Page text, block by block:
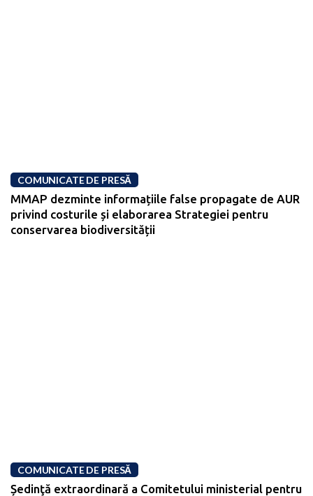
COMUNICATE DE PRESĂ
MMAP dezminte informațiile false propagate de AUR
privind costurile și elaborarea Strategiei pentru
conservarea biodiversității
COMUNICATE DE PRESĂ
Ședinţă extraordinară a Comitetului ministerial pentru